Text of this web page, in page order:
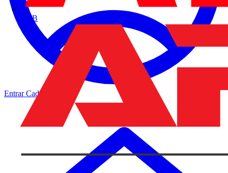
ABB
EntrarCadastrar